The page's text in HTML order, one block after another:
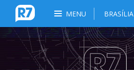
MENU BRASÍLIA